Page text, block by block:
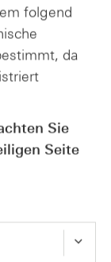
folgend
da
Sie
Seite